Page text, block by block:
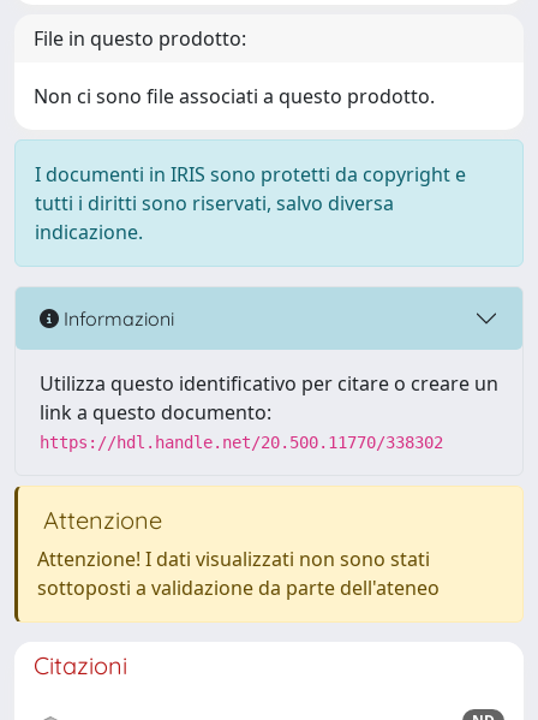
File in questo prodotto:
Non ci sono file associati a questo prodotto.
I documenti in IRIS sono protetti da copyright e
tutti i diritti sono riservati, salvo diversa
indicazione.
Informazioni
Utilizza questo identificativo per citare o creare un
link a questo documento:
https://hdl.handle.net/20.500.11770/338302
Attenzione
Attenzione! I dati visualizzati non sono stati
sottoposti a validazione da parte dell'ateneo
Citazioni